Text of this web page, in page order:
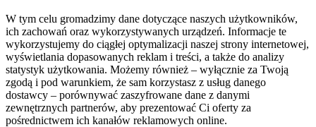
W tym celu gromadzimy dane dotyczące naszych użytkowników,
ich zachowań oraz wykorzystywanych urządzeń. Informacje te
wykorzystujemy do ciągłej optymalizacji naszej strony internetowej,
wyświetlania dopasowanych reklam i treści, a także do analizy
statystyk użytkowania. Możemy również – wyłącznie za Twoją
zgodą i pod warunkiem, że sam korzystasz z usług danego
dostawcy – porównywać zaszyfrowane dane z danymi
zewnętrznych partnerów, aby prezentować Ci oferty za
pośrednictwem ich kanałów reklamowych online.